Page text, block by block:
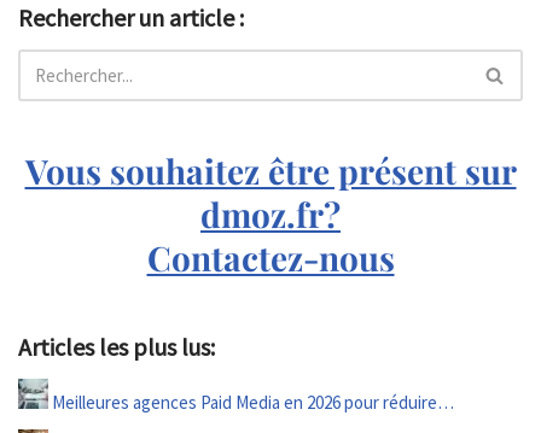
Rechercher un article :
Vous souhaitez être présent sur
dmoz.fr?
Contactez-nous
Articles les plus lus:
Meilleures agences Paid Media en 2026 pour réduire…